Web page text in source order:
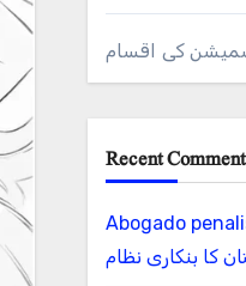
کی اقسام
Recent
Abogado
کا بنکاری نظام